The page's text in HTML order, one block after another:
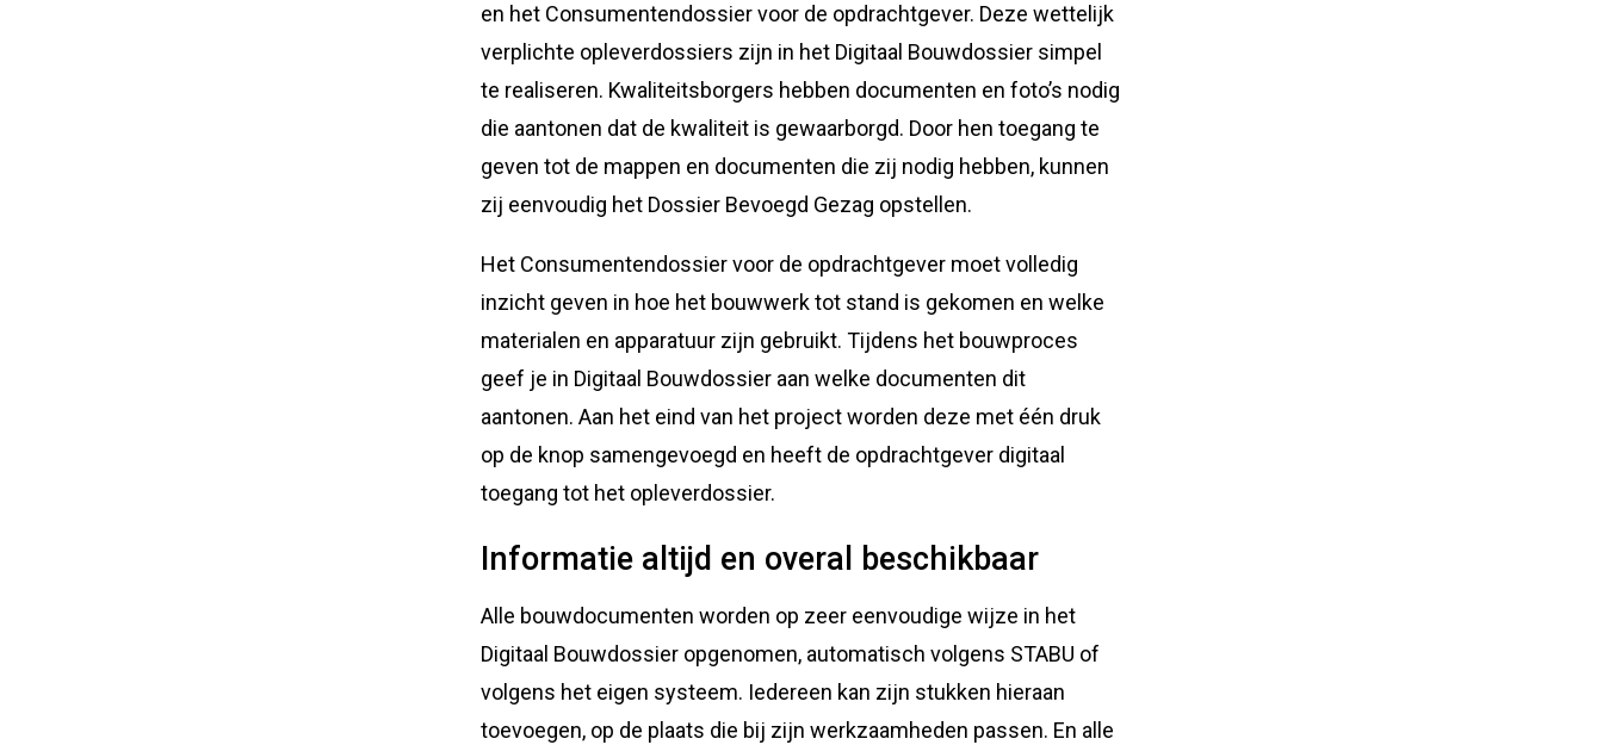
en het Consumentendossier voor de opdrachtgever. Deze wettelijk
verplichte opleverdossiers zijn in het Digitaal Bouwdossier simpel
te realiseren. Kwaliteitsborgers hebben documenten en foto’s nodig
die aantonen dat de kwaliteit is gewaarborgd. Door hen toegang te
geven tot de mappen en documenten die zij nodig hebben, kunnen
zij eenvoudig het Dossier Bevoegd Gezag opstellen.
Het Consumentendossier voor de opdrachtgever moet volledig
inzicht geven in hoe het bouwwerk tot stand is gekomen en welke
materialen en apparatuur zijn gebruikt. Tijdens het bouwproces
geef je in Digitaal Bouwdossier aan welke documenten dit
aantonen. Aan het eind van het project worden deze met één druk
op de knop samengevoegd en heeft de opdrachtgever digitaal
toegang tot het opleverdossier.
Informatie altijd en overal beschikbaar
Alle bouwdocumenten worden op zeer eenvoudige wijze in het
Digitaal Bouwdossier opgenomen, automatisch volgens STABU of
volgens het eigen systeem. Iedereen kan zijn stukken hieraan
toevoegen, op de plaats die bij zijn werkzaamheden passen. En alle